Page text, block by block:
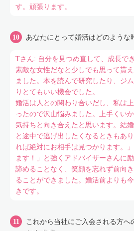
す。頑張ります。
あなたにとって婚活はどのような
Tさん: 自分を見つめ直して、成長で
素敵な女性だなと少しでも思って貰
ました。本を読んで研究したり、ジ
りとてもいい機会でした。
婚活は人との関わり合いだし、私は
ったので沢山悩みました。上手くい
気持ちと向き合えたと思います。結
と途中で逃げ出したくなるときもあ
れば絶対にお相手は見つかります。
ます！」と強くアドバイザーさんに
諦めることなく、笑顔を忘れず前向
ることができました。婚活前よりも
きです。
これから当社にご入会される方へ